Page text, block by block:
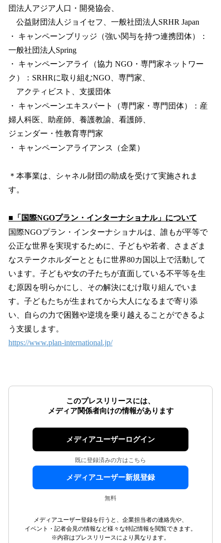
団法人アジア人口・開発協会、
公益財団法人ジョイセフ、一般社団法人SRHR Japan
・ キャンペーンブリッジ（強い関与を持つ連携団体）：
一般社団法人Spring
・ キャンペーンアライ（協力 NGO・専門家ネットワー
ク）：SRHRに取り組むNGO、専門家、
アクティビスト、支援団体
・ キャンペーンエキスパート（専門家・専門団体）：産
婦人科医、助産師、養護教諭、看護師、
ジェンダー・性教育専門家
・ キャンペーンアライアンス（企業）
＊本事業は、シャネル財団の助成を受けて実施されま
す。
■「国際NGOプラン・インターナショナル」について
国際NGOプラン・インターナショナルは、誰もが平等で
公正な世界を実現するために、子どもや若者、さまざま
なステークホルダーとともに世界80カ国以上で活動して
います。子どもや女の子たちが直面している不平等を生
む原因を明らかにし、その解決にむけ取り組んでいま
す。子どもたちが生まれてから大人になるまで寄り添
い、自らの力で困難や逆境を乗り越えることができるよ
う支援します。
https://www.plan-international.jp/
このプレスリリースには、
メディア関係者向けの情報があります
メディアユーザーログイン
既に登録済みの方はこちら
メディアユーザー新規登録
無料
メディアユーザー登録を行うと、企業担当者の連絡先や、
イベント・記者会見の情報など様々な特記情報を閲覧できます。
※内容はプレスリリースにより異なります。